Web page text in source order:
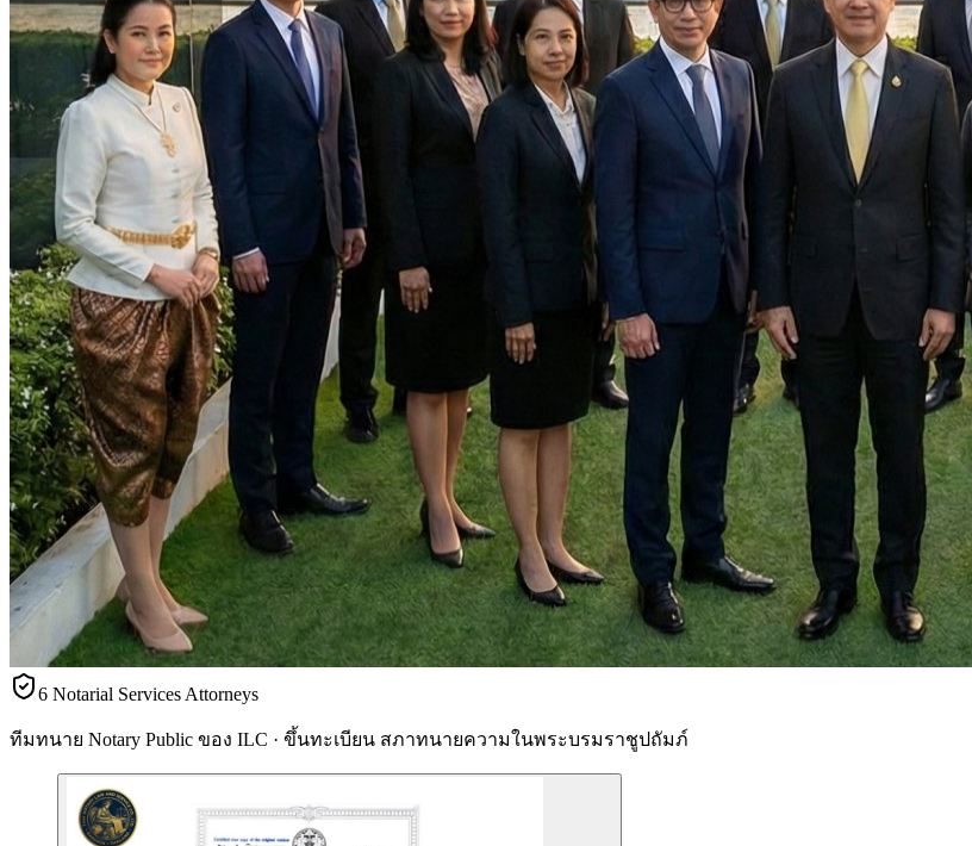
6 Notarial Services Attorneys
ทีมทนาย Notary Public ของ ILC · ขึ้นทะเบียน สภาทนายความในพระบรมราชูปถัมภ์